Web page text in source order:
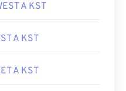
A KST
A KST
A KST